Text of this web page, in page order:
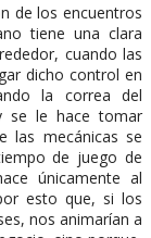
de los encuentros
tiene una clara
cuando las
dicho control en
la correa del
se le hace tomar
las mecánicas se
de juego de
únicamente al
esto que, si los
nos animarían a